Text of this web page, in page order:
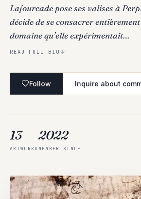
Lafourcade pose ses valises à
décide de se consacrer
domaine qu’elle expérimentait…
READ FULL BIO
Follow Inquire about
13
ARTWORKS
2022
MEMBER SINCE